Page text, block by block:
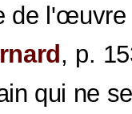
de
, p.
qui ne